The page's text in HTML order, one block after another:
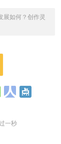
展如何？创作灵
一秒